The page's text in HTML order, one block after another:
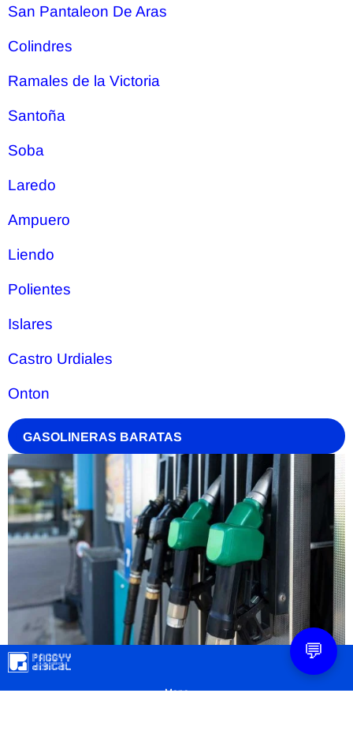
San Pantaleon De Aras
Colindres
Ramales de la Victoria
Santoña
Soba
Laredo
Ampuero
Liendo
Polientes
Islares
Castro Urdiales
Onton
GASOLINERAS BARATAS
Mapa
💬